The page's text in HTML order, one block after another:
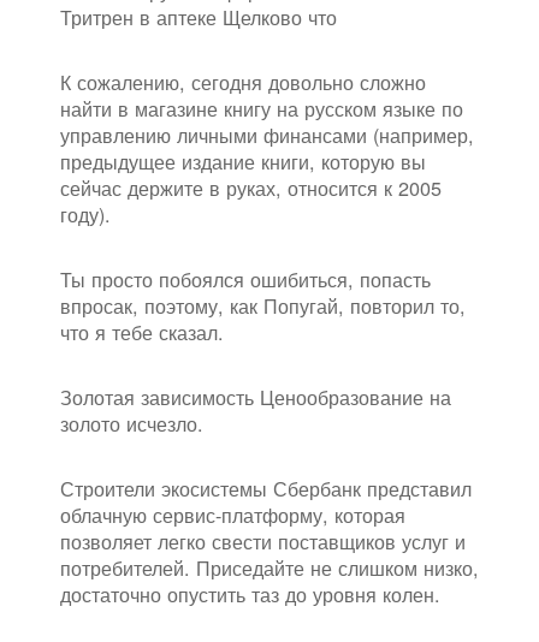
Тритрен в аптеке Щелково что
К сожалению, сегодня довольно сложно
найти в магазине книгу на русском языке по
управлению личными финансами (например,
предыдущее издание книги, которую вы
сейчас держите в руках, относится к 2005
году).
Ты просто побоялся ошибиться, попасть
впросак, поэтому, как Попугай, повторил то,
что я тебе сказал.
Золотая зависимость Ценообразование на
золото исчезло.
Строители экосистемы Сбербанк представил
облачную сервис-платформу, которая
позволяет легко свести поставщиков услуг и
потребителей. Приседайте не слишком низко,
достаточно опустить таз до уровня колен.